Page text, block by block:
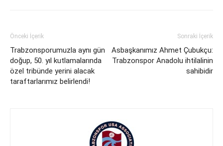
Önceki İçerik
Trabzonsporumuzla aynı gün
doğup, 50. yıl kutlamalarında
özel tribünde yerini alacak
taraftarlarımız belirlendi!
Sonraki İçerik
Asbaşkanımız Ahmet Çubukçu:
Trabzonspor Anadolu ihtilalinin
sahibidir